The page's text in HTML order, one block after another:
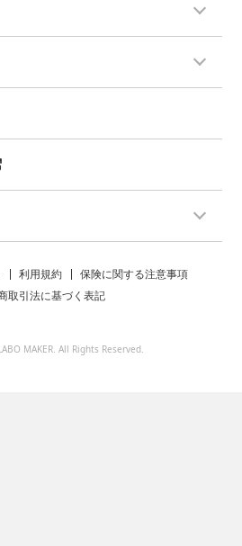
利用規約
保険に関する注意事項
取引法に基づく表記
MAKER. All Rights Reserved.